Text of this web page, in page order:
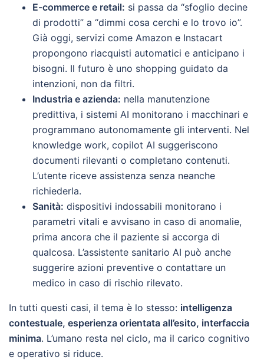
E-commerce e retail: si passa da “sfoglio decine
di prodotti” a “dimmi cosa cerchi e lo trovo io”.
Già oggi, servizi come Amazon e Instacart
propongono riacquisti automatici e anticipano i
bisogni. Il futuro è uno shopping guidato da
intenzioni, non da filtri.
Industria e azienda: nella manutenzione
predittiva, i sistemi AI monitorano i macchinari e
programmano autonomamente gli interventi. Nel
knowledge work, copilot AI suggeriscono
documenti rilevanti o completano contenuti.
L’utente riceve assistenza senza neanche
richiederla.
Sanità: dispositivi indossabili monitorano i
parametri vitali e avvisano in caso di anomalie,
prima ancora che il paziente si accorga di
qualcosa. L’assistente sanitario AI può anche
suggerire azioni preventive o contattare un
medico in caso di rischio rilevato.
In tutti questi casi, il tema è lo stesso: intelligenza
contestuale, esperienza orientata all’esito, interfaccia
minima. L’umano resta nel ciclo, ma il carico cognitivo
e operativo si riduce.